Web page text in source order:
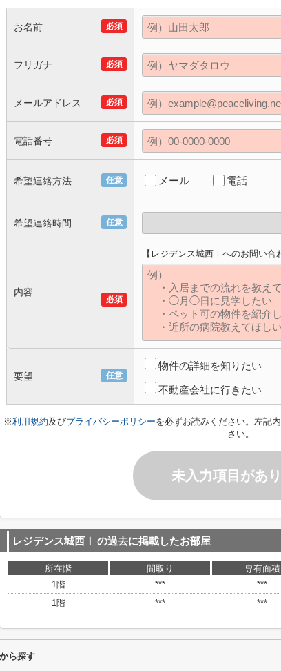
必須
お名前
必須
フリガナ
必須
メールアドレス
必須
電話番号
任意
希望連絡方法 メール 電話
任意
希望連絡時間
必須
内容
【レジデンス城西Ⅰへのお問い合
任意
要望
物件の詳細を知りたい
不動産会社に行きたい
※利用規約及びプライバシーポリシーを必ずお読みください。左記
さい。
未入力項目があ
レジデンス城西Ⅰ の過去に掲載したお部屋
所在階 間取り 専有面積
1階
*** ***
1階
*** ***
ら探す